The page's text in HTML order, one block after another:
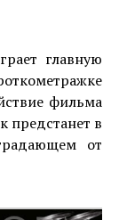
главную
фильма
предстанет в
от